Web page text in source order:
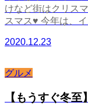
けなど街はクリス
スマス♥ 今年は、イ
2020.12.23
グルメ
【もうすぐ冬